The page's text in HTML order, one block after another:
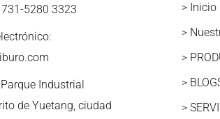
5280 3323
Industrial
de Yuetang, ciudad
> Inicio
>
>
>
>